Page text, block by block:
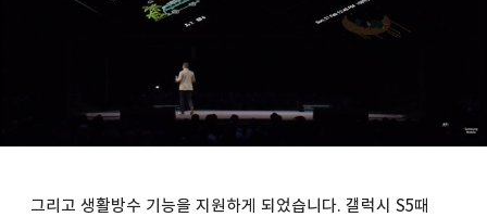
그리고 생활방수 기능을 지원하게 되었습니다. 갤럭시 S5때